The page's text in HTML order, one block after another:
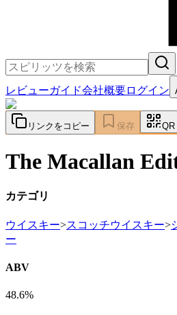
レビューガイド会社概要ログイン
リンクをコピー 保存 QR
The Macallan
カテゴリ
ウイスキー>スコッチウイスキー>
ー
ABV
48.6%